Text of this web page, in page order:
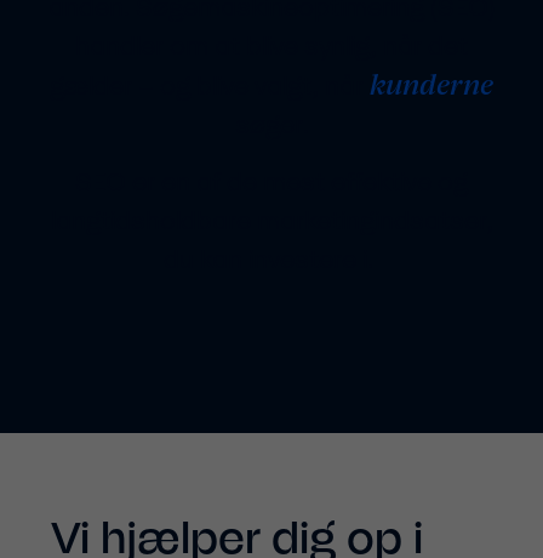
kunderne
Vi hjælper dig op i